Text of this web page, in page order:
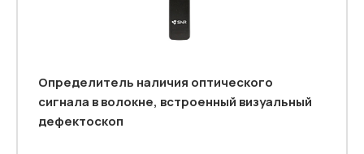
Определитель наличия оптического
сигнала в волокне, встроенный визуальный
дефектоскоп